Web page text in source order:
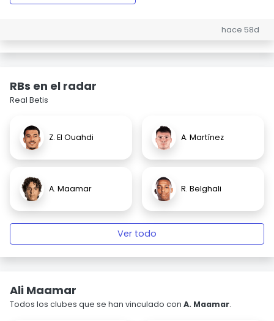
hace 58d
RBs en el radar
Real Betis
Z. El Ouahdi A. Martínez
A. Maamar R. Belghali
Ver todo
Ali Maamar
Todos los clubes que se han vinculado con A. Maamar.